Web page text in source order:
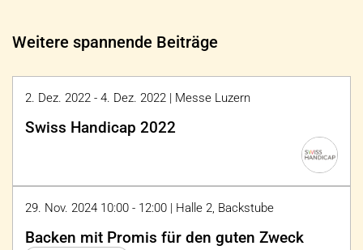
Weitere spannende Beiträge
2. Dez. 2022 - 4. Dez. 2022 | Messe Luzern
Swiss Handicap 2022
29. Nov. 2024 10:00 - 12:00 | Halle 2, Backstube
Backen mit Promis für den guten Zweck